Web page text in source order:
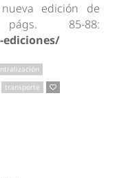
edición de
85-88:
transporte